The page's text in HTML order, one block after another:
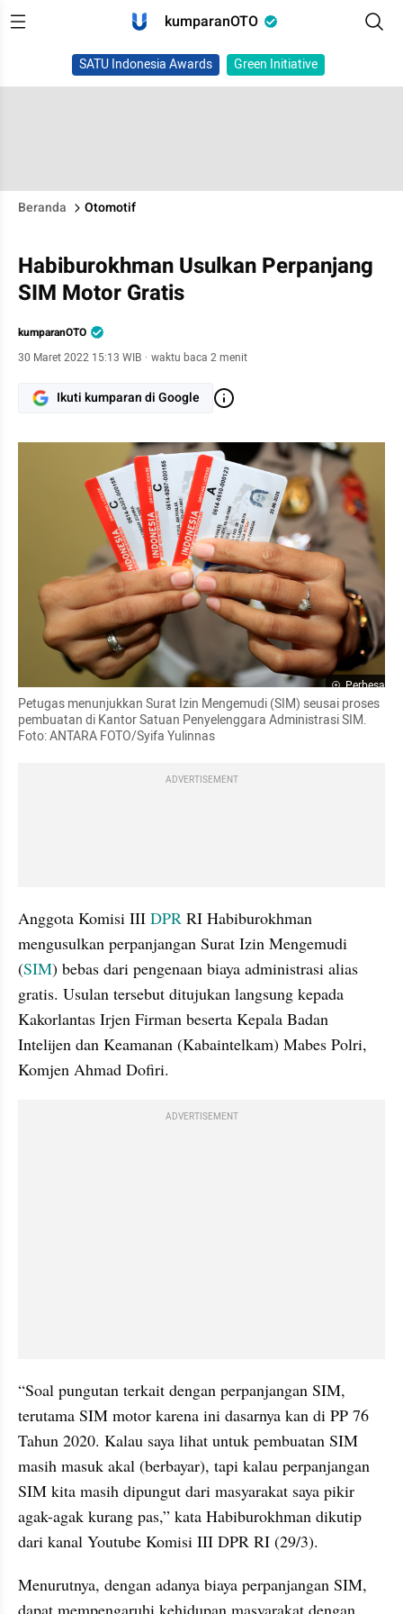
kumparanOTO
SATU Indonesia Awards Green Initiative
Beranda Otomotif
Habiburokhman Usulkan Perpanjang
SIM Motor Gratis
kumparanOTO
30 Maret 2022 15:13 WIB · waktu baca 2 menit
Ikuti kumparan di Google
Perbesar
Petugas menunjukkan Surat Izin Mengemudi (SIM) seusai proses
pembuatan di Kantor Satuan Penyelenggara Administrasi SIM.
Foto: ANTARA FOTO/Syifa Yulinnas
ADVERTISEMENT
Anggota Komisi III DPR RI Habiburokhman
mengusulkan perpanjangan Surat Izin Mengemudi
(SIM) bebas dari pengenaan biaya administrasi alias
gratis. Usulan tersebut ditujukan langsung kepada
Kakorlantas Irjen Firman beserta Kepala Badan
Intelijen dan Keamanan (Kabaintelkam) Mabes Polri,
Komjen Ahmad Dofiri.
ADVERTISEMENT
“Soal pungutan terkait dengan perpanjangan SIM,
terutama SIM motor karena ini dasarnya kan di PP 76
Tahun 2020. Kalau saya lihat untuk pembuatan SIM
masih masuk akal (berbayar), tapi kalau perpanjangan
SIM kita masih dipungut dari masyarakat saya pikir
agak-agak kurang pas,” kata Habiburokhman dikutip
dari kanal Youtube Komisi III DPR RI (29/3).
Menurutnya, dengan adanya biaya perpanjangan SIM,
dapat mempengaruhi kehidupan masyarakat dengan